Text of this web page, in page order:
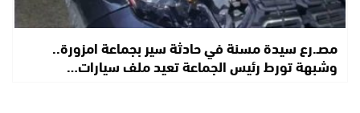
مصـ.رع سيدة مسنة في حادثة سير بجماعة امزورة..
وشبهة تورط رئيس الجماعة تعيد ملف سيارات…